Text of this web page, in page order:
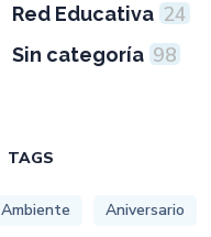
Red Educativa 24
Sin categoría 98
TAGS
Ambiente
Aniversario